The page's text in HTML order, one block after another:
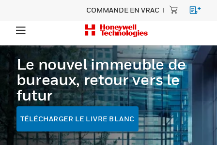
COMMANDE EN VRAC
Le nouvel immeuble de
bureaux, retour vers le
futur
TÉLÉCHARGER LE LIVRE BLANC